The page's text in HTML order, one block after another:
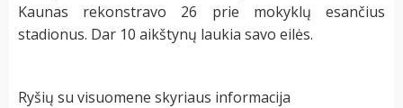
Kaunas rekonstravo 26 prie mokyklų esančius
stadionus. Dar 10 aikštynų laukia savo eilės.
Ryšių su visuomene skyriaus informacija